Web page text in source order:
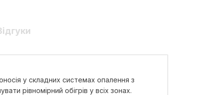
у складних системах опалення з
рівномірний обігрів у всіх зонах.